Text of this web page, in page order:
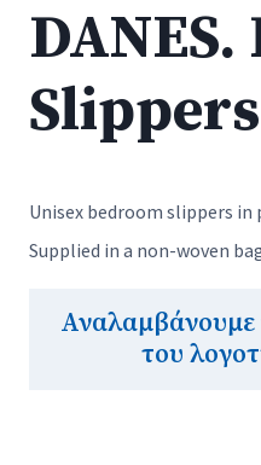
Slippers
Unisex bedroom slippers
Supplied in a non-woven
του